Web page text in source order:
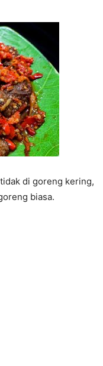
di goreng kering,
biasa.